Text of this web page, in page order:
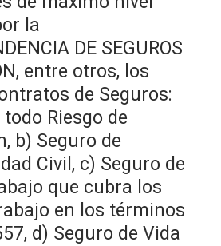
la
DE SEGUROS
entre otros, los
de Seguros:
Riesgo de
b) Seguro de
Civil, c) Seguro de
que cubra los
en los términos
d) Seguro de Vida